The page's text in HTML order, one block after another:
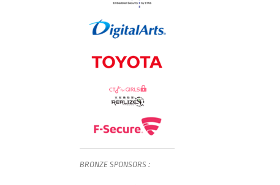
BRONZE SPONSORS :